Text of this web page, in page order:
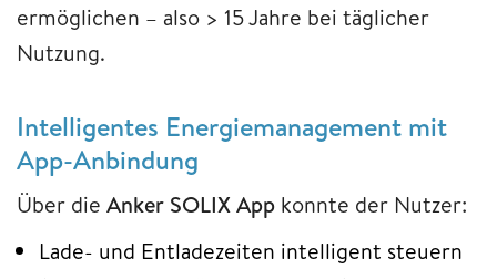
ermöglichen – also > 15 Jahre bei täglicher
Nutzung.
Intelligentes Energiemanagement mit
App-Anbindung
Über die Anker SOLIX App konnte der Nutzer:
Lade- und Entladezeiten intelligent steuern